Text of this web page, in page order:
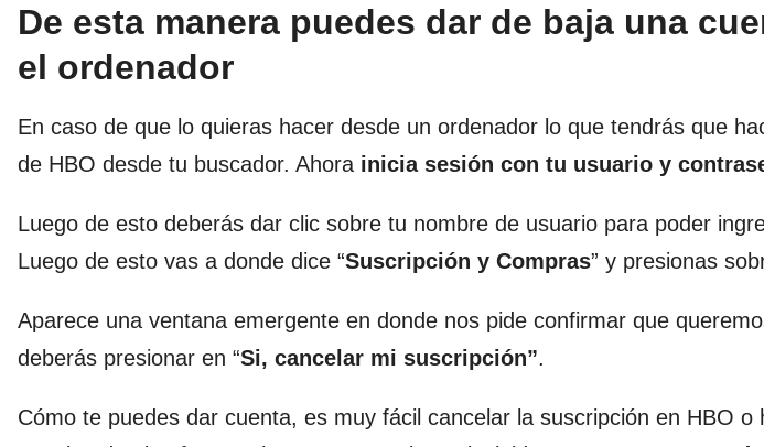
De esta manera puedes dar de baja una
el ordenador
En caso de que lo quieras hacer desde un ordenador lo que tendrás que
de HBO desde tu buscador. Ahora inicia sesión con tu usuario y
Luego de esto deberás dar clic sobre tu nombre de usuario para poder
Luego de esto vas a donde dice “Suscripción y Compras” y presionas
Aparece una ventana emergente en donde nos pide confirmar que
deberás presionar en “Si, cancelar mi suscripción”.
Cómo te puedes dar cuenta, es muy fácil cancelar la suscripción en HBO